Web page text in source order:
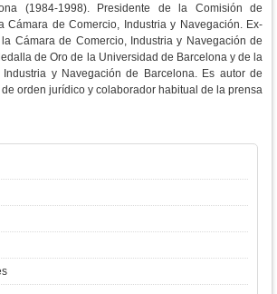
(1984-1998). Presidente de la Comisión de
Cámara de Comercio, Industria y Navegación. Ex-
Cámara de Comercio, Industria y Navegación de
de Oro de la Universidad de Barcelona y de la
y Navegación de Barcelona. Es autor de
orden jurídico y colaborador habitual de la prensa